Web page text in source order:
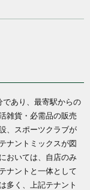
あり、最寄駅からの
雑貨・必需品の販売
、スポーツクラブが
ナントミックスが図
おいては、自店のみ
ナントと一体として
多く、上記テナント